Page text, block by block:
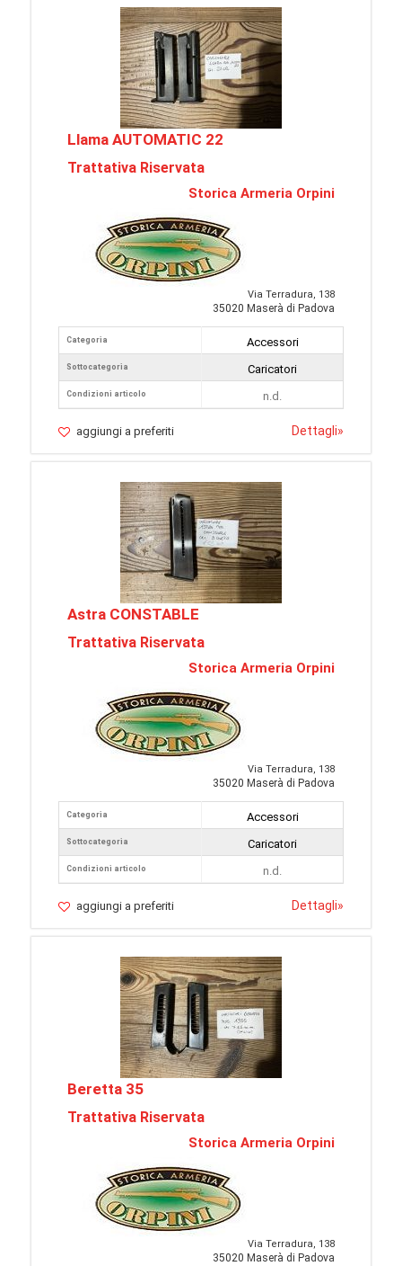
Llama AUTOMATIC 22
Trattativa Riservata
Storica Armeria Orpini
Via Terradura, 138
35020 Maserà di Padova
Categoria
Sottocategoria
Condizioni articolo
Accessori
Caricatori
n.d.
aggiungi a preferiti Dettagli»
Astra CONSTABLE
Trattativa Riservata
Storica Armeria Orpini
Via Terradura, 138
35020 Maserà di Padova
Categoria
Sottocategoria
Condizioni articolo
Accessori
Caricatori
n.d.
aggiungi a preferiti Dettagli»
Beretta 35
Trattativa Riservata
Storica Armeria Orpini
Via Terradura, 138
35020 Maserà di Padova